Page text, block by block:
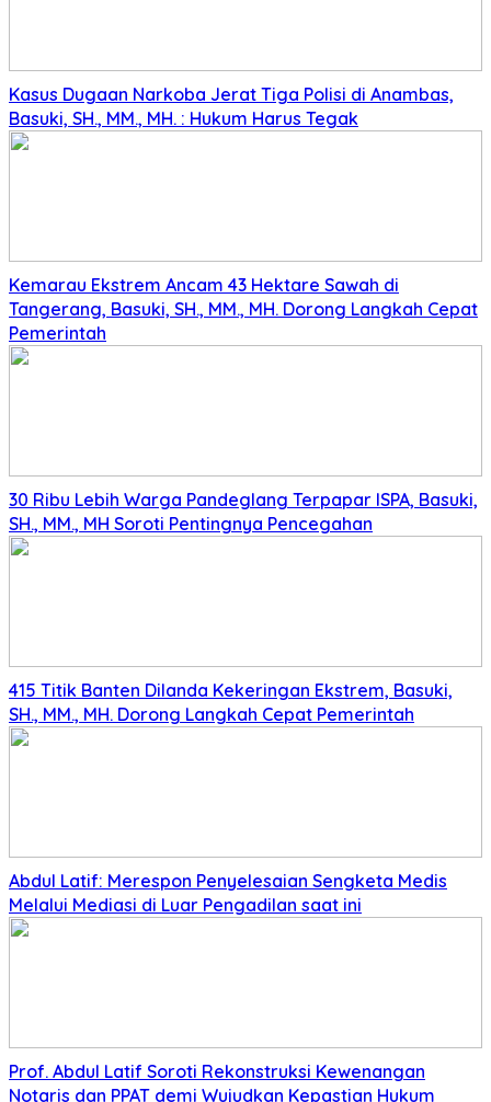
Kasus Dugaan Narkoba Jerat Tiga Polisi di Anambas,
Basuki, SH., MM., MH. : Hukum Harus Tegak
Kemarau Ekstrem Ancam 43 Hektare Sawah di
Tangerang, Basuki, SH., MM., MH. Dorong Langkah Cepat
Pemerintah
30 Ribu Lebih Warga Pandeglang Terpapar ISPA, Basuki,
SH., MM., MH Soroti Pentingnya Pencegahan
415 Titik Banten Dilanda Kekeringan Ekstrem, Basuki,
SH., MM., MH. Dorong Langkah Cepat Pemerintah
Abdul Latif: Merespon Penyelesaian Sengketa Medis
Melalui Mediasi di Luar Pengadilan saat ini
Prof. Abdul Latif Soroti Rekonstruksi Kewenangan
Notaris dan PPAT demi Wujudkan Kepastian Hukum